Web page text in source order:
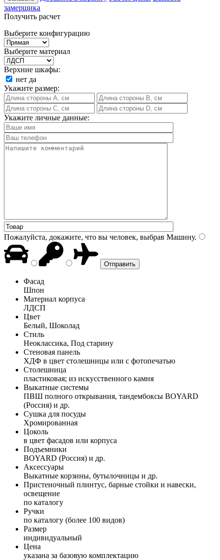
замерщика
Получить расчет
Выберите конфигурацию
Выберите материал
Верхние шкафы:
нет да
Укажите размер:
Укажите личные данные:
Пожалуйста, докажите, что вы человек, выбрав Машину.
Фасад
Шпон
Материал корпуса
ЛДСП
Цвет
Белый, Шоколад
Стиль
Неоклассика, Под старину
Стеновая панель
ХДФ в цвет столешницы или с фотопечатью
Столешница
пластиковая; из искусственного камня
Выкатные системы
ПВШ полного открывания, тандембоксы BOYARD
(Россия) и др.
Сушка для посуды
Хромированная
Цоколь
в цвет фасадов или корпуса
Подъемники
BOYARD (Россия) и др.
Аксессуары
Выкатные корзины, бутылочницы и др.
Пристеночный плинтус, барные стойки и навески,
освещение
по каталогу
Ручки
по каталогу (более 100 видов)
Размер
индивидуальный
Цена
указана за базовую комплектацию